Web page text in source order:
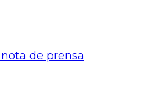
de prensa